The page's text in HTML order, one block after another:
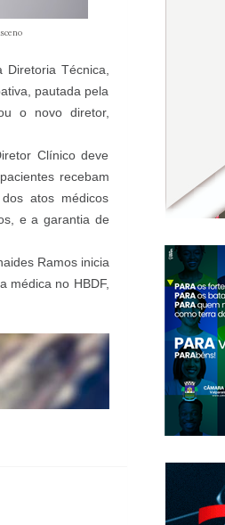
Técnica,
pautada pela
o novo diretor,
Clínico deve
recebam
atos médicos
e a garantia de
Ramos inicia
médica no HBDF,